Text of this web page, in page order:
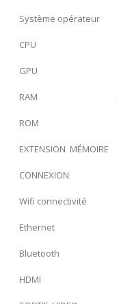
Système opérateur
CPU
GPU
RAM
ROM
EXTENSION MÉMOIRE
CONNEXION
Wifi connectivité
Ethernet
Bluetooth
HDMI